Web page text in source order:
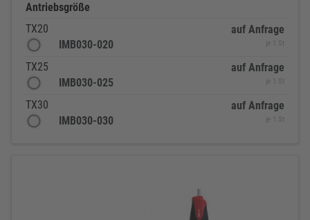
Antriebsgröße
TX20
IMB030-020
auf Anfrage
je 1 St
TX25
IMB030-025
auf Anfrage
je 1 St
TX30
IMB030-030
auf Anfrage
je 1 St